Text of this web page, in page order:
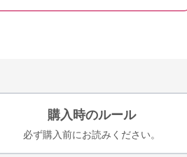
購入時のルール
必ず購入前にお読みください。